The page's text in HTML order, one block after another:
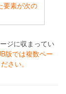
要素が次の
ジに収まってい
版では複数ペー
さい。